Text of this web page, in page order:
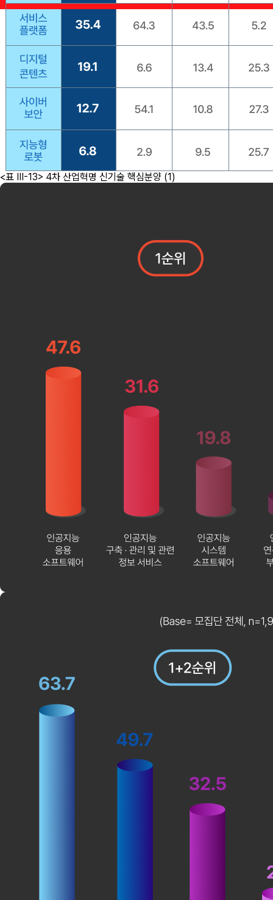
<표 III-13> 4차 산업혁명 신기술 핵심분양 (1)